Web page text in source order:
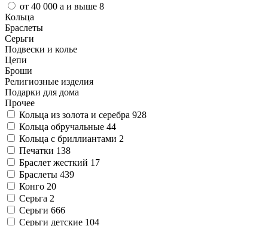
от 40 000 a и выше 8
Кольца
Браслеты
Серьги
Подвески и колье
Цепи
Броши
Религиозные изделия
Подарки для дома
Прочее
Кольца из золота и серебра 928
Кольца обручальные 44
Кольца с бриллиантами 2
Печатки 138
Браслет жесткий 17
Браслеты 439
Конго 20
Серьга 2
Серьги 666
Серьги детские 104